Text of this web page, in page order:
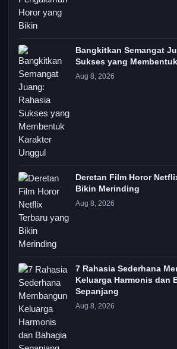
Bangkitkan Semangat
Sukses yang
Aug 8, 2026
Deretan Film Horor
Bikin Merinding
Aug 8, 2026
7 Rahasia Sederhana
Keluarga Harmonis dan
Sepanjang
Aug 8, 2026